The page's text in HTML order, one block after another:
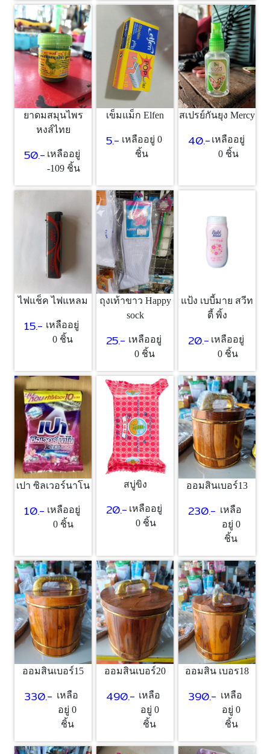
ยาดมสมุนไพร
หงส์ไทย
50.- เหลืออยู่
-109 ชิ้น
เข็มแม็ก Elfen
5.- เหลืออยู่ 0
ชิ้น
สเปรย์กันยุง Mercy
40.- เหลืออยู่
0 ชิ้น
ไฟแช็ค ไฟแหลม
15.- เหลืออยู่
0 ชิ้น
ถุงเท้าขาว Happy
sock
25.- เหลืออยู่
0 ชิ้น
แป้ง เบบี้มาย สวีท
ตี้ พิ้ง
20.- เหลืออยู่
0 ชิ้น
เปา ซิลเวอร์นาโน
10.- เหลืออยู่
0 ชิ้น
สบู่ขิง
20.- เหลืออยู่
0 ชิ้น
ออมสินเบอร์13
230.- เหลือ
อยู่ 0
ชิ้น
ออมสินเบอร์15
330.- เหลือ
อยู่ 0
ชิ้น
ออมสินเบอร์20
490.- เหลือ
อยู่ 0
ชิ้น
ออมสิน เบอร18
390.- เหลือ
อยู่ 0
ชิ้น